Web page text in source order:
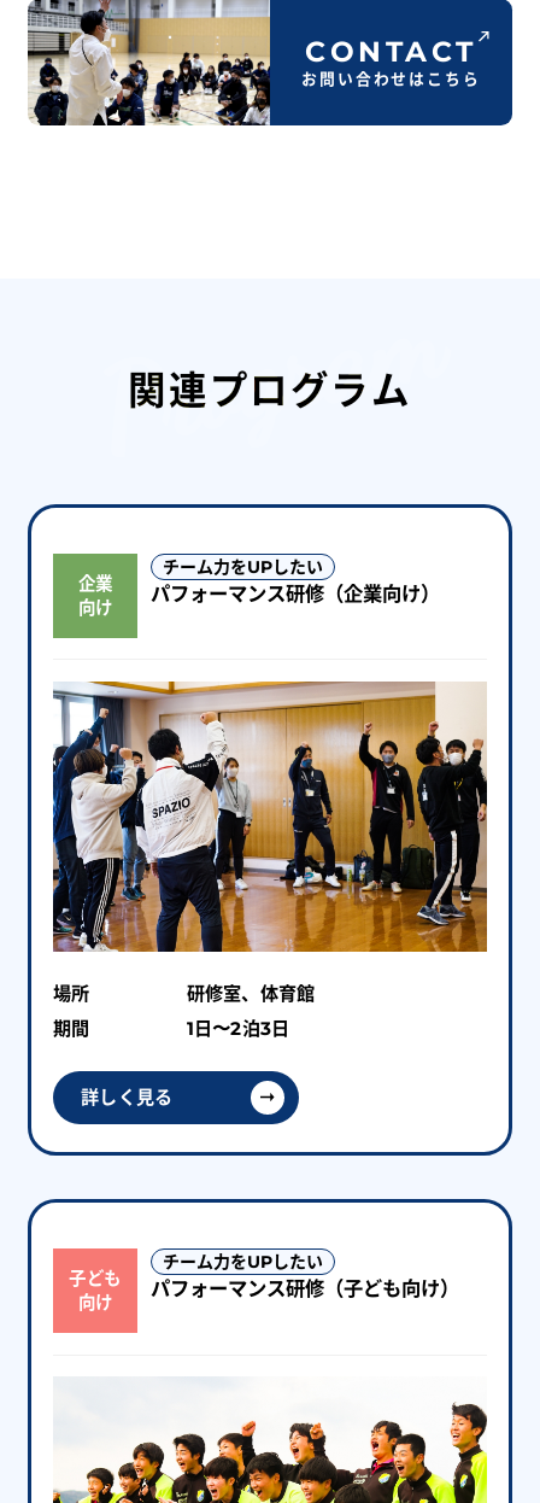
CONTACT
お問い合わせはこちら
関連プログラム
企業
向け
チーム力をUPしたい
パフォーマンス研修（企業向け）
場所
研修室、体育館
期間
1日〜2泊3日
詳しく見る
子ども
向け
チーム力をUPしたい
パフォーマンス研修（子ども向け）